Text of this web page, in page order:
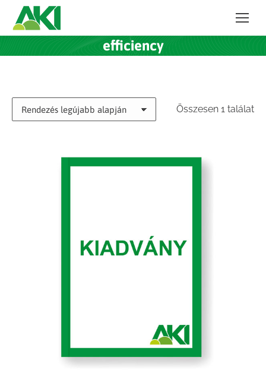
efficiency
Összesen 1 találat